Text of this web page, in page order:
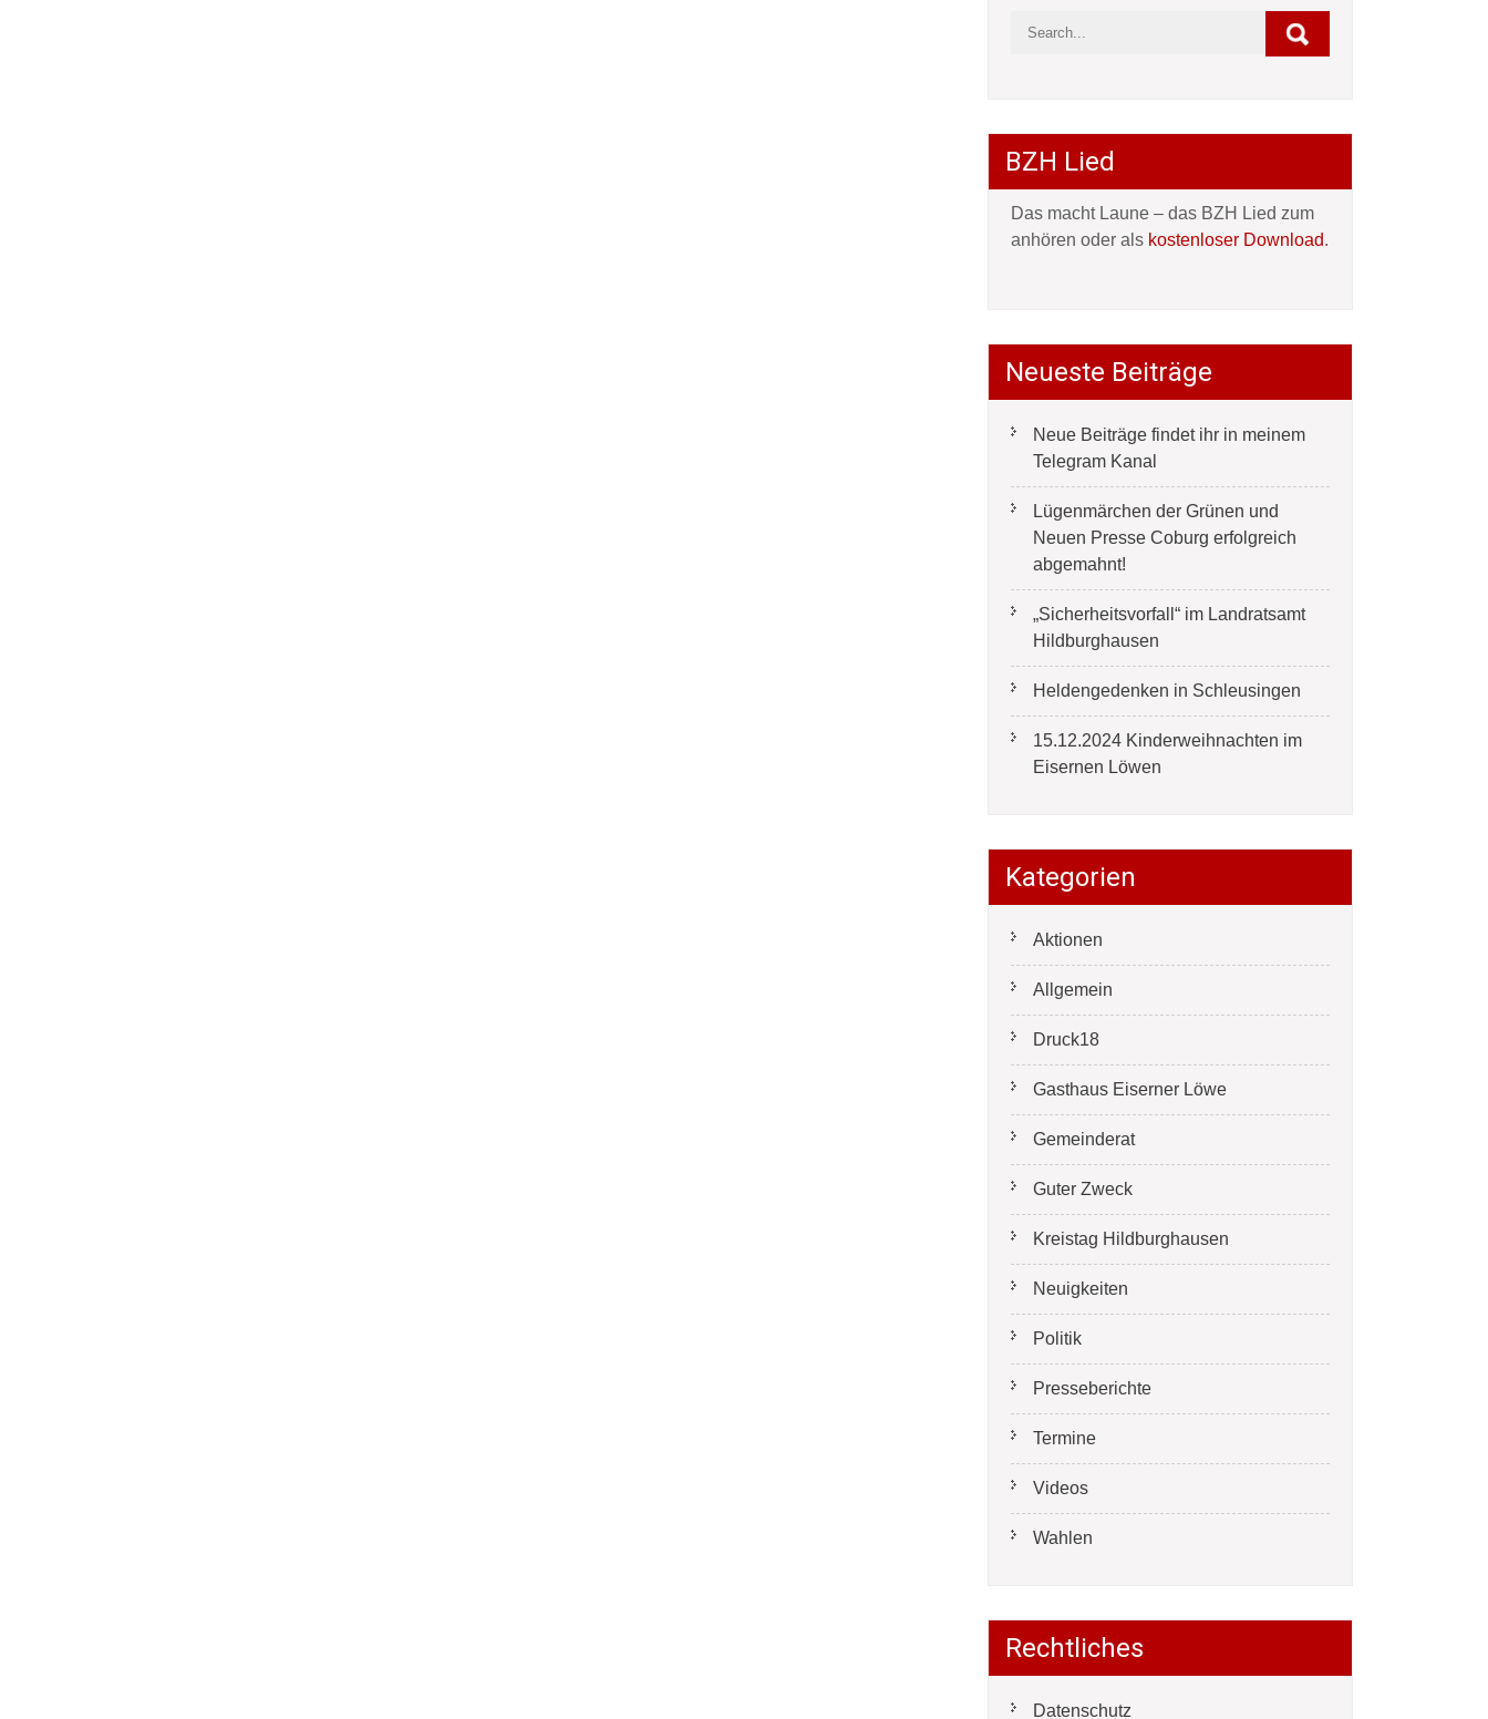
BZH Lied
Das macht Laune – das BZH Lied zum
anhören oder als kostenloser Download.
Neueste Beiträge
Neue Beiträge findet ihr in meinem
Telegram Kanal
Lügenmärchen der Grünen und
Neuen Presse Coburg erfolgreich
abgemahnt!
„Sicherheitsvorfall“ im Landratsamt
Hildburghausen
Heldengedenken in Schleusingen
15.12.2024 Kinderweihnachten im
Eisernen Löwen
Kategorien
Aktionen
Allgemein
Druck18
Gasthaus Eiserner Löwe
Gemeinderat
Guter Zweck
Kreistag Hildburghausen
Neuigkeiten
Politik
Presseberichte
Termine
Videos
Wahlen
Rechtliches
Datenschutz